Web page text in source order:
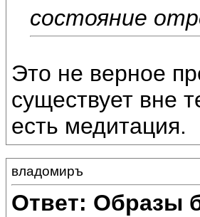
состояние
Это не верное
существует вне
есть медитация.
владомиръ
Ответ: Образы